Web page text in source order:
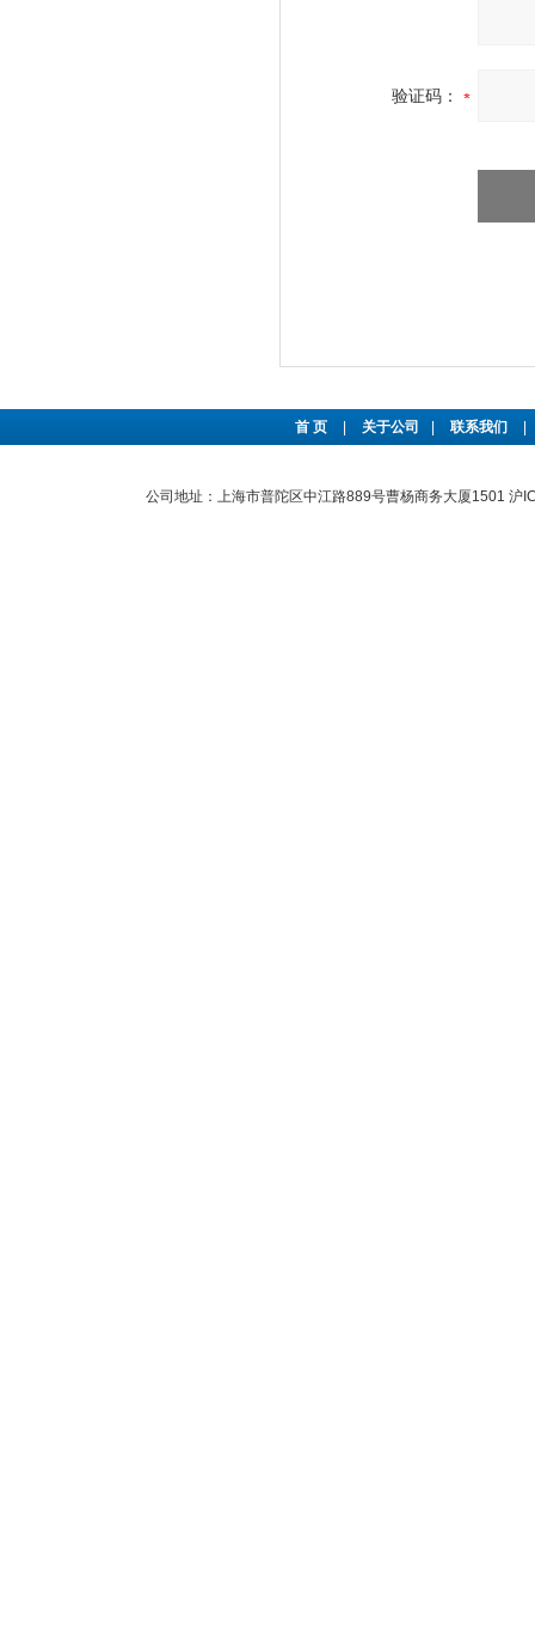
验证码：
首 页 关于公司 联系我们
公司地址：上海市普陀区中江路889号曹杨商务大厦1501 沪